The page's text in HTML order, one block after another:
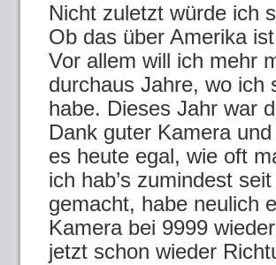
Nicht zuletzt würde ich
Ob das über Amerika
Vor allem will ich mehr
durchaus Jahre, wo ich
habe. Dieses Jahr war
Dank guter Kamera
es heute egal, wie oft
ich hab’s zumindest
gemacht, habe neulich
Kamera bei 9999
jetzt schon wieder